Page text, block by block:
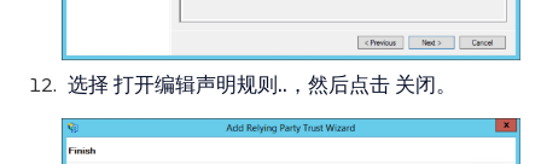
选择 打开编辑声明规则.. ，然后点击 关闭。